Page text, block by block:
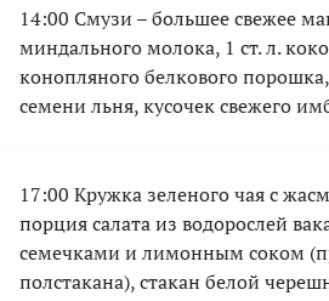
14:00 Смузи – большее свежее
миндального молока, 1 ст. л.
конопляного белкового
семени льня, кусочек свежего
17:00 Кружка зеленого чая с
порция салата из водорослей
семечками и лимонным соком
полстакана), стакан белой